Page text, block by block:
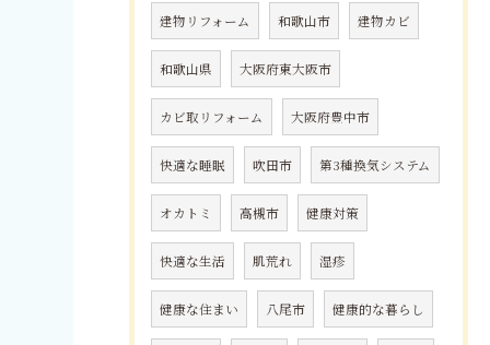
建物リフォーム 和歌山市 建物カビ
和歌山県 大阪府東大阪市
カビ取リフォーム 大阪府豊中市
快適な睡眠 吹田市 第3種換気システム
オカトミ 高槻市 健康対策
快適な生活 肌荒れ 湿疹
健康な住まい 八尾市 健康的な暮らし